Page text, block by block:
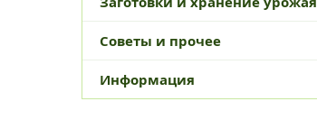
Советы и прочее
Информация